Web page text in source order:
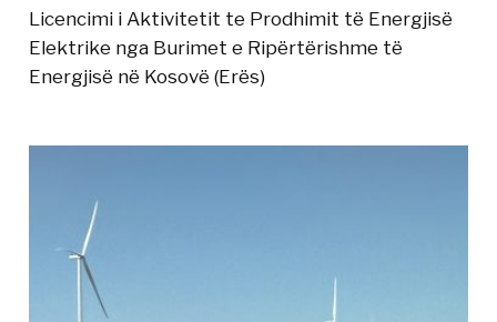
Licencimi i Aktivitetit te Prodhimit të Energjisë
Elektrike nga Burimet e Ripërtërishme të
Energjisë në Kosovë (Erës)